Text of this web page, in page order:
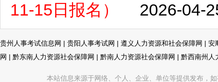
11-15日报名）
2026-04-
贵州人事考试信息网 | 贵阳人事考试网 | 遵义人力资源和社会保障网 | 安
网 | 黔东南人力资源社会保障网 | 黔南人力资源社会保障网 | 黔西南州人
本站信息来源于网络、个人、企业、单位等提供发布，